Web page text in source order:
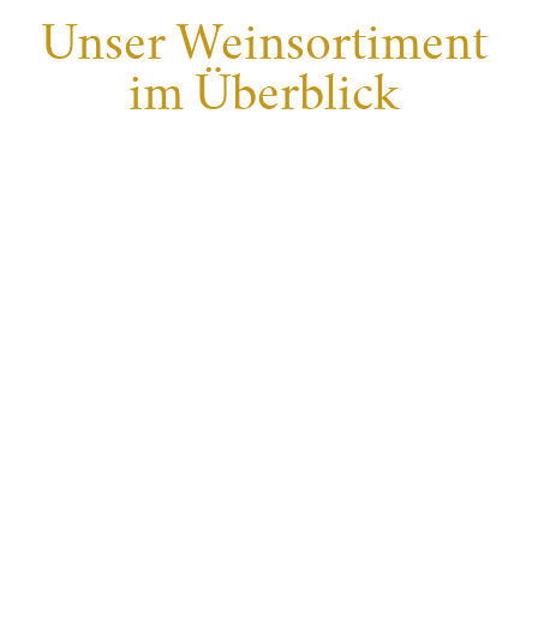
Unser Weinsortiment
im Überblick